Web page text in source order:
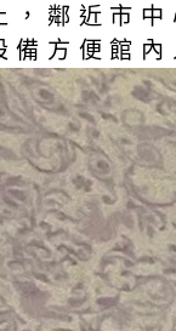
鄰近市
方便館內